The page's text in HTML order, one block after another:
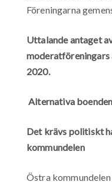
Föreningarna
Uttalande antaget
moderatföreningars
2020.
Alternativa
Det krävs politiskt
kommundelen
Östra kommundelen